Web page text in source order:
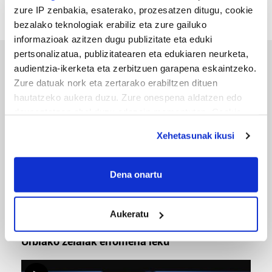
zure IP zenbakia, esaterako, prozesatzen ditugu, cookie
bezalako teknologiak erabiliz eta zure gailuko
informazioak azitzen dugu publizitate eta eduki
pertsonalizatua, publizitatearen eta edukiaren neurketa,
audientzia-ikerketa eta zerbitzuen garapena eskaintzeko.
Zure datuak nork eta zertarako erabiltzen dituen
hautatzeko aukera duzu. Zure onespena aldatzen edo
If you allow, we would also like to:
Collect information about your geographical
Identify your device by actively scanning it for
specific characteristics (fingerprinting)
Find out more about how your personal data is processed
and set your preferences in thedetails section.
Xehetasunak ikusi
Dena onartu
Aukeratu
ERREPORTAJEAK
Urbiako zelaiak erromeria leku